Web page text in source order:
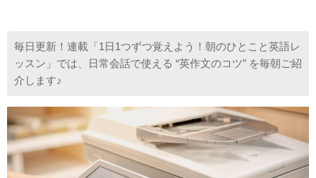
毎日更新！連載「1日1つずつ覚えよう！朝のひとこと英語レ
ッスン」では、日常会話で使える “英作文のコツ” を毎朝ご紹
介します♪